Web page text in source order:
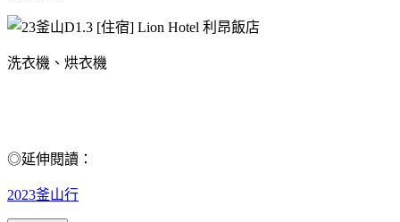
洗衣機、烘衣機
◎延伸閱讀：
2023釜山行